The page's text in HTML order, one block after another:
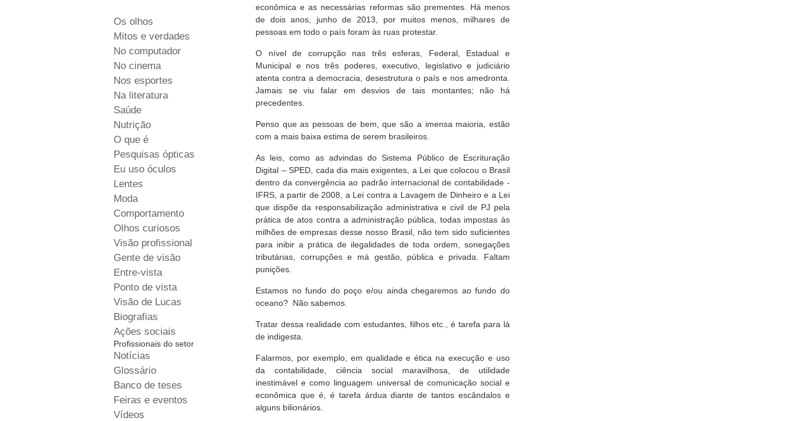
econômica e as necessárias reformas são prementes. Há menos
de dois anos, junho de 2013, por muitos menos, milhares de
pessoas em todo o país foram às ruas protestar.
O nível de corrupção nas três esferas, Federal, Estadual e
Municipal e nos três poderes, executivo, legislativo e judiciário
atenta contra a democracia, desestrutura o país e nos amedronta.
Jamais se viu falar em desvios de tais montantes; não há
precedentes.
Penso que as pessoas de bem, que são a imensa maioria, estão
com a mais baixa estima de serem brasileiros.
As leis, como as advindas do Sistema Público de Escrituração
Digital – SPED, cada dia mais exigentes, a Lei que colocou o Brasil
dentro da convergência ao padrão internacional de contabilidade -
IFRS, a partir de 2008, a Lei contra a Lavagem de Dinheiro e a Lei
que dispõe da responsabilização administrativa e civil de PJ pela
prática de atos contra a administração pública, todas impostas às
milhões de empresas desse nosso Brasil, não tem sido suficientes
para inibir a prática de ilegalidades de toda ordem, sonegações
tributárias, corrupções e má gestão, pública e privada. Faltam
punições.
Estamos no fundo do poço e/ou ainda chegaremos ao fundo do
oceano? Não sabemos.
Tratar dessa realidade com estudantes, filhos etc., é tarefa para lá
de indigesta.
Falarmos, por exemplo, em qualidade e ética na execução e uso
da contabilidade, ciência social maravilhosa, de utilidade
inestimável e como linguagem universal de comunicação social e
econômica que é, é tarefa árdua diante de tantos escândalos e
alguns bilionários.
Os olhos
Mitos e verdades
No computador
No cinema
Nos esportes
Na literatura
Saúde
Nutrição
O que é
Pesquisas ópticas
Eu uso óculos
Lentes
Moda
Comportamento
Olhos curiosos
Visão profissional
Gente de visão
Entre-vista
Ponto de vista
Visão de Lucas
Biografias
Ações sociais
Profissionais do setor
Notícias
Glossário
Banco de teses
Feiras e eventos
Vídeos